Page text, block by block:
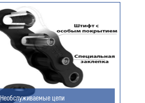
Необслуживаемые цепи